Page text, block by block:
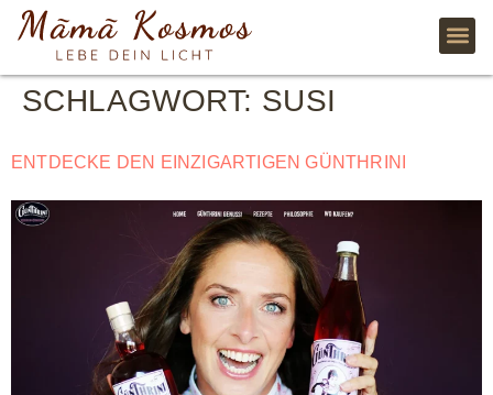
SCHLAGWORT: SUSI
ENTDECKE DEN EINZIGARTIGEN GÜNTHRINI